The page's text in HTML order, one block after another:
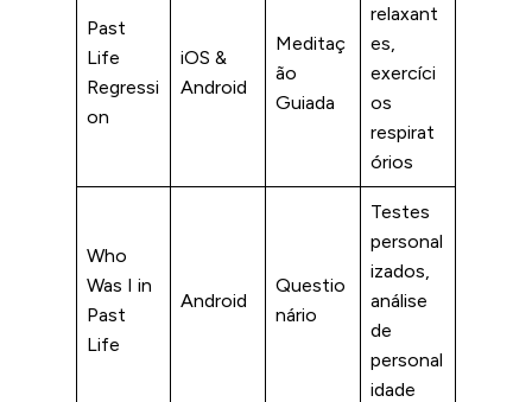
Past
Life
Regressi
on
iOS &
Android
Meditaç
ão
Guiada
relaxant
es,
exercíci
os
respirat
órios
Who
Was I in
Past
Life
Android
Questio
nário
Testes
personal
izados,
análise
de
personal
idade